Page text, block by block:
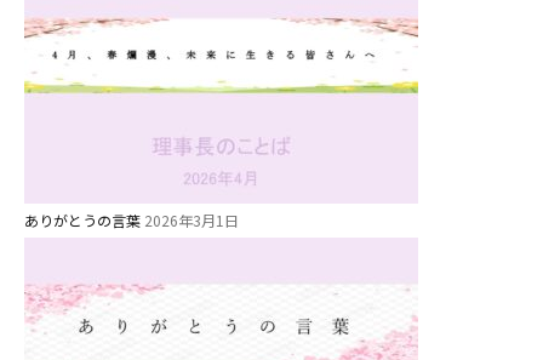
ありがとうの言葉 2026年3月1日
お知らせ
今日の幼稚園
園児募集要項
教職員募集
園のこと
園舎案内